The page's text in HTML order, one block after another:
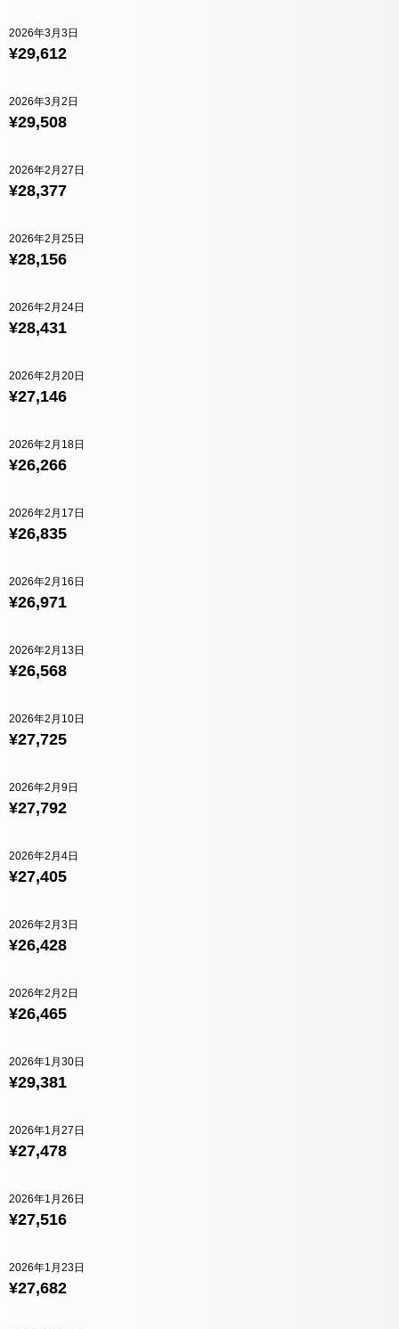
¥29,612
2026年3月3日
¥29,508
2026年3月2日
¥28,377
2026年2月27日
¥28,156
2026年2月25日
¥28,431
2026年2月24日
¥27,146
2026年2月20日
¥26,266
2026年2月18日
¥26,835
2026年2月17日
¥26,971
2026年2月16日
¥26,568
2026年2月13日
¥27,725
2026年2月10日
¥27,792
2026年2月9日
¥27,405
2026年2月4日
¥26,428
2026年2月3日
¥26,465
2026年2月2日
¥29,381
2026年1月30日
¥27,478
2026年1月27日
¥27,516
2026年1月26日
¥27,682
2026年1月23日